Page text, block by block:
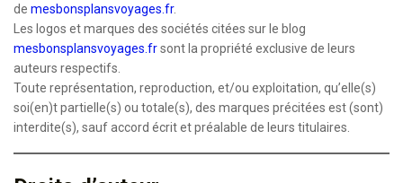
de mesbonsplansvoyages.fr.
Les logos et marques des sociétés citées sur le blog
mesbonsplansvoyages.frsont la propriété exclusive de leurs
auteurs respectifs.
Toute représentation, reproduction, et/ou exploitation, qu’elle(s)
soi(en)t partielle(s) ou totale(s), des marques précitées est (sont)
interdite(s), sauf accord écrit et préalable de leurs titulaires.